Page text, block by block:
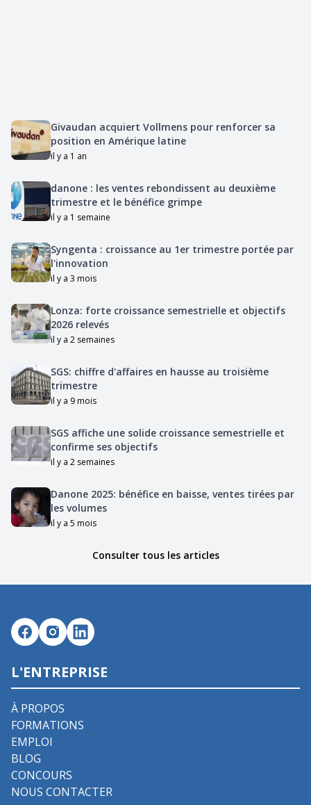
Givaudan acquiert Vollmens pour renforcer sa
position en Amérique latine
il y a 1 an
danone : les ventes rebondissent au deuxième
trimestre et le bénéfice grimpe
il y a 1 semaine
Syngenta : croissance au 1er trimestre portée par
l'innovation
il y a 3 mois
Lonza: forte croissance semestrielle et objectifs
2026 relevés
il y a 2 semaines
SGS: chiffre d'affaires en hausse au troisième
trimestre
il y a 9 mois
SGS affiche une solide croissance semestrielle et
confirme ses objectifs
il y a 2 semaines
Danone 2025: bénéfice en baisse, ventes tirées par
les volumes
il y a 5 mois
Consulter tous les articles
L'ENTREPRISE
À PROPOS
FORMATIONS
EMPLOI
BLOG
CONCOURS
NOUS CONTACTER